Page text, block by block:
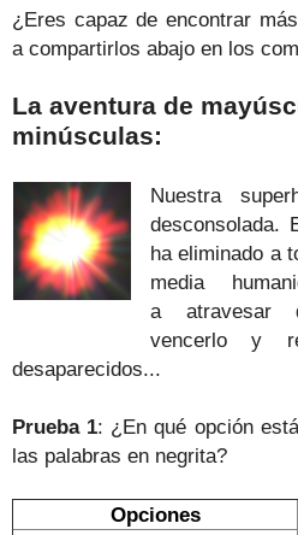
¿Eres capaz de encontrar
a compartirlos abajo en los
La aventura de
minúsculas:
Nuestra
desconsolada.
ha eliminado a
media
a atravesar
vencerlo y
desaparecidos...
Prueba 1: ¿En qué opción
las palabras en negrita?
Opciones